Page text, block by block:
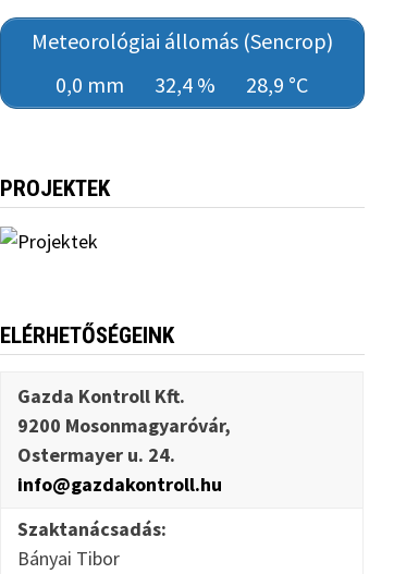
Meteorológiai állomás (Sencrop)
0,0 mm
32,4 % 28,9 °C
PROJEKTEK
ELÉRHETŐSÉGEINK
Gazda Kontroll Kft.
9200 Mosonmagyaróvár,
Ostermayer u. 24.
info@gazdakontroll.hu
Szaktanácsadás:
Bányai Tibor